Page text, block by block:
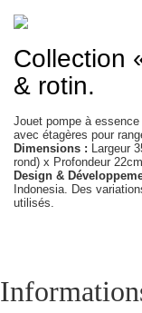
Collection
& rotin.
Jouet pompe à
avec étagères pour
Dimensions : Largeur
rond) x Profondeur
Design &
Indonesia. Des
utilisés.